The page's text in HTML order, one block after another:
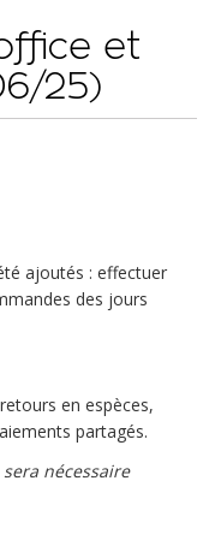
et
25)
ajoutés : effectuer
des jours
en espèces,
partagés.
nécessaire